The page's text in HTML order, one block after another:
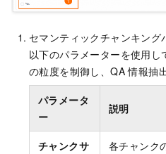
セマンティックチャンキング
以下のパラメーターを使用
の粒度を制御し、QA 情報抽
パラメータ
ー
説明
チャンクサ
各チャンク